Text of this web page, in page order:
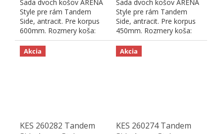
Sada dvoch košov ARENA
Style pre rám Tandem
Side, antracit. Pre korpus
600mm. Rozmery koša:
šírka: 472 mm, výška 75...
Sada dvoch košov ARENA
Style pre rám Tandem
Side, antracit. Pre korpus
450mm. Rozmery koša:
šírka: 322 mm, výška 75...
Akcia
KES 260282 Tandem
Akcia
KES 260274 Tandem